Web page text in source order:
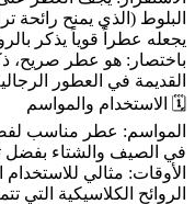
البلوط (الذي يمنح رائحة
يجعله عطراً قوياً يذكر
باختصار: هو عطر صريح،
القديمة في العطور
🗓️ الاستخدام والمواسم
المواسم: عطر مناسب
في الصيف والشتاء بفضل
الأوقات: مثالي
الروائح الكلاسيكية التي